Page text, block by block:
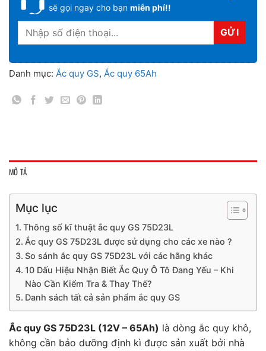
sẽ gọi ngay cho bạn miễn phí!!
Danh mục: Ắc quy GS, Ắc quy 65Ah
MÔ TẢ
Mục lục
Thông số kĩ thuật ắc quy GS 75D23L
Ắc quy GS 75D23L được sử dụng cho các xe nào ?
So sánh ắc quy GS 75D23L với các hãng khác
10 Dấu Hiệu Nhận Biết Ắc Quy Ô Tô Đang Yếu – Khi
Nào Cần Kiểm Tra & Thay Thế?
Danh sách tất cả sản phẩm ắc quy GS
Ắc quy GS 75D23L (12V – 65Ah) là dòng ắc quy khô,
không cần bảo dưỡng định kì được sản xuất bởi nhà